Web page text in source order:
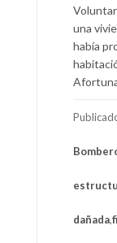
una
había
dañada,